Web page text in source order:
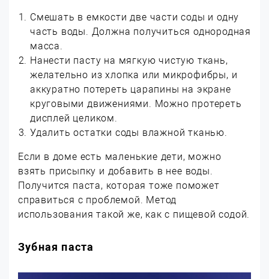
Смешать в емкости две части соды и одну
часть воды. Должна получиться однородная
масса.
Нанести пасту на мягкую чистую ткань,
желательно из хлопка или микрофибры, и
аккуратно потереть царапины на экране
круговыми движениями. Можно протереть
дисплей целиком.
Удалить остатки соды влажной тканью.
Если в доме есть маленькие дети, можно
взять присыпку и добавить в нее воды.
Получится паста, которая тоже поможет
справиться с проблемой. Метод
использования такой же, как с пищевой содой.
Зубная паста